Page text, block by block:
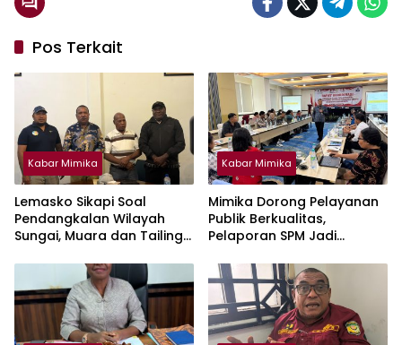
Pos Terkait
Kabar Mimika
Lemasko Sikapi Soal
Pendangkalan Wilayah
Sungai, Muara dan Tailing :
Tanggung Jawab
Selesaikan Masalah Akses
Masyarakat
Kabar Mimika
Mimika Dorong Pelayanan
Publik Berkualitas,
Pelaporan SPM Jadi